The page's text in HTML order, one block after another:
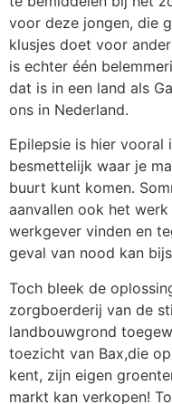
voor deze jongen, die
klusjes doet voor
is echter één
dat is in een land als
ons in Nederland.
Epilepsie is hier vooral
besmettelijk waar je
buurt kunt komen.
aanvallen ook het
werkgever vinden en
geval van nood kan
Toch bleek de
zorgboerderij van de
landbouwgrond
toezicht van Bax,die
kent, zijn eigen
markt kan verkopen!